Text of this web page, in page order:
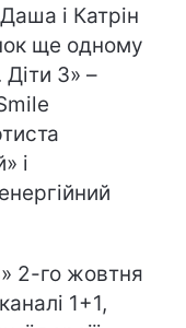
і Катрін
ще одному
3» –
і
2-го жовтня
1+1,